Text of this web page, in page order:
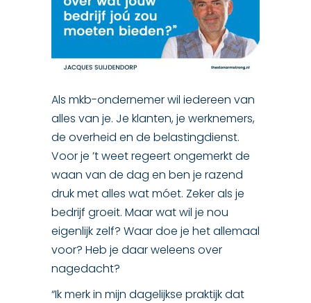
Als mkb-ondernemer wil iedereen van
alles van je. Je klanten, je werknemers,
de overheid en de belastingdienst.
Voor je ’t weet regeert ongemerkt de
waan van de dag en ben je razend
druk met alles wat móet. Zeker als je
bedrijf groeit. Maar wat wil je nou
eigenlijk zelf? Waar doe je het allemaal
voor? Heb je daar weleens over
nagedacht?
“Ik merk in mijn dagelijkse praktijk dat